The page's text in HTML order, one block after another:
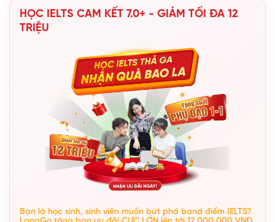
HỌC IELTS CAM KẾT 7.0+ - GIẢM TỐI ĐA 12
TRIỆU
Bạn là học sinh, sinh viên muốn bứt phá band điểm IELTS?